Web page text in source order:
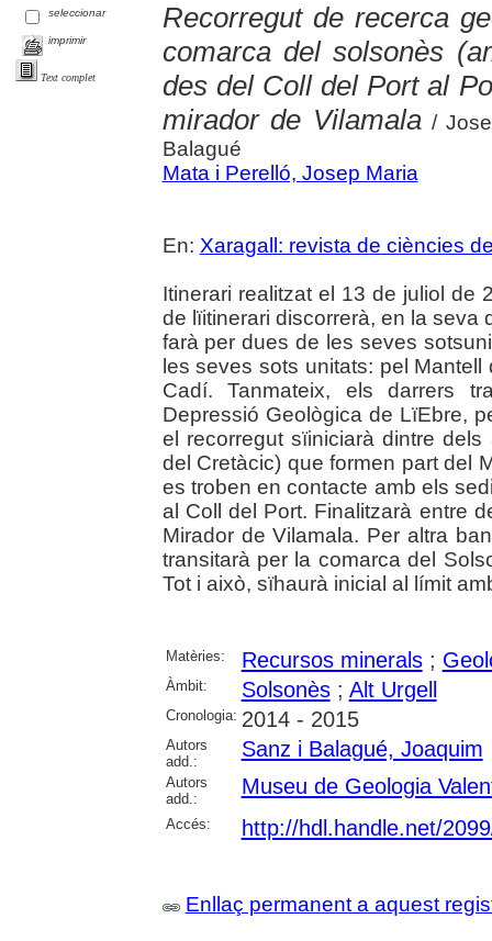
seleccionar
imprimir
Text complet
Recorregut de recerca
comarca del solsonès
des del Coll del Port al
mirador de Vilamala/
Balagué
Mata i Perelló, Josep Maria
En: Xaragall: revista de ciències
Itinerari realitzat el 13 de juliol de
de lïitinerari discorrerà, en la seva
farà per dues de les seves
les seves sots unitats: pel
Cadí. Tanmateix, els darrers
Depressió Geològica de LïEbre,
el recorregut sïiniciarà dintre
del Cretàcic) que formen part del
es troben en contacte amb els
al Coll del Port. Finalitzarà entre
Mirador de Vilamala. Per altra
transitarà per la comarca del
Tot i això, sïhaurà inicial al límit
Matèries: Recursos minerals;
Àmbit: Solsonès; Alt Urgell
Cronologia: 2014 - 2015
Autors
add.:
Sanz i Balagué, Joaquim
Autors
add.:
Museu de Geologia
Accés: http://hdl.handle.net/
Enllaç permanent a aquest